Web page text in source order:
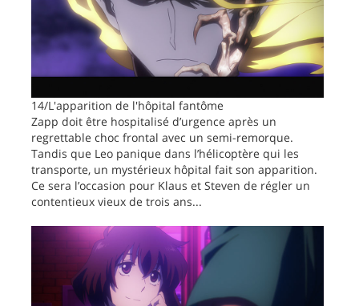
14/L'apparition de l'hôpital fantôme
Zapp doit être hospitalisé d’urgence après un
regrettable choc frontal avec un semi-remorque.
Tandis que Leo panique dans l’hélicoptère qui les
transporte, un mystérieux hôpital fait son apparition.
Ce sera l’occasion pour Klaus et Steven de régler un
contentieux vieux de trois ans...